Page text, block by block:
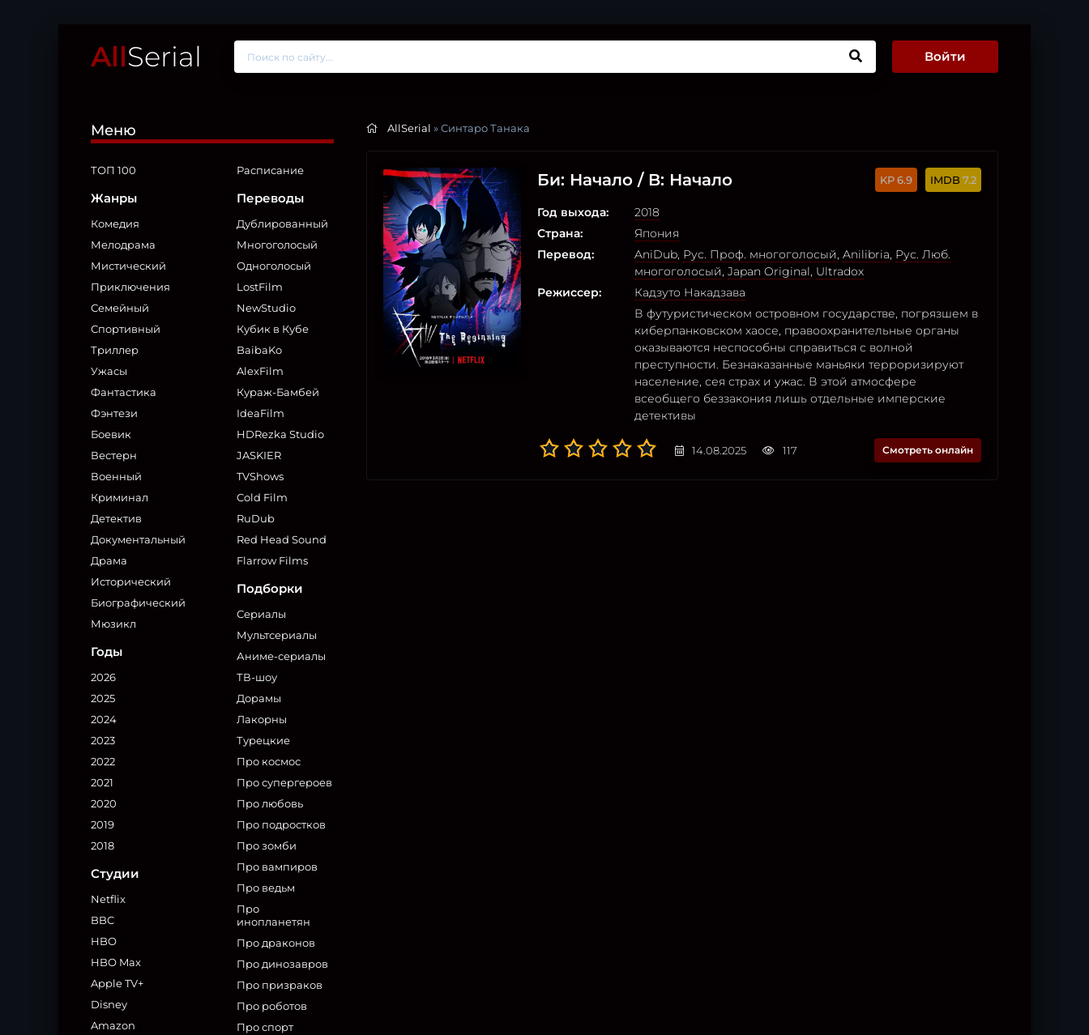
AllSerial Войти
Меню
ТОП 100
Жанры
Комедия
Мелодрама
Мистический
Приключения
Семейный
Спортивный
Триллер
Ужасы
Фантастика
Фэнтези
Боевик
Вестерн
Военный
Криминал
Детектив
Документальный
Драма
Исторический
Биографический
Мюзикл
Годы
2026
2025
2024
2023
2022
2021
2020
2019
2018
Студии
Netflix
BBC
HBO
HBO Max
Apple TV+
Disney
Amazon
Расписание
Переводы
Дублированный
Многоголосый
Одноголосый
LostFilm
NewStudio
Кубик в Кубе
BaibaKo
AlexFilm
Кураж-Бамбей
IdeaFilm
HDRezka Studio
JASKIER
TVShows
Cold Film
RuDub
Red Head Sound
Flarrow Films
Подборки
Сериалы
Мультсериалы
Аниме-сериалы
ТВ-шоу
Дорамы
Лакорны
Турецкие
Про космос
Про супергероев
Про любовь
Про подростков
Про зомби
Про вампиров
Про ведьм
Про
инопланетян
Про драконов
Про динозавров
Про призраков
Про роботов
Про спорт
AllSerial » Синтаро Танака
Би: Начало / B: Начало 6.9 7.2
Год выхода:
2018
Страна:
Япония
Перевод:
AniDub, Рус. Проф. многоголосый, Anilibria, Рус. Люб.
многоголосый, Japan Original, Ultradox
Режиссер:
Кадзуто Накадзава
В футуристическом островном государстве, погрязшем в
киберпанковском хаосе, правоохранительные органы
оказываются неспособны справиться с волной
преступности. Безнаказанные маньяки терроризируют
население, сея страх и ужас. В этой атмосфере
всеобщего беззакония лишь отдельные имперские
детективы
14.08.2025 117 Смотреть онлайн